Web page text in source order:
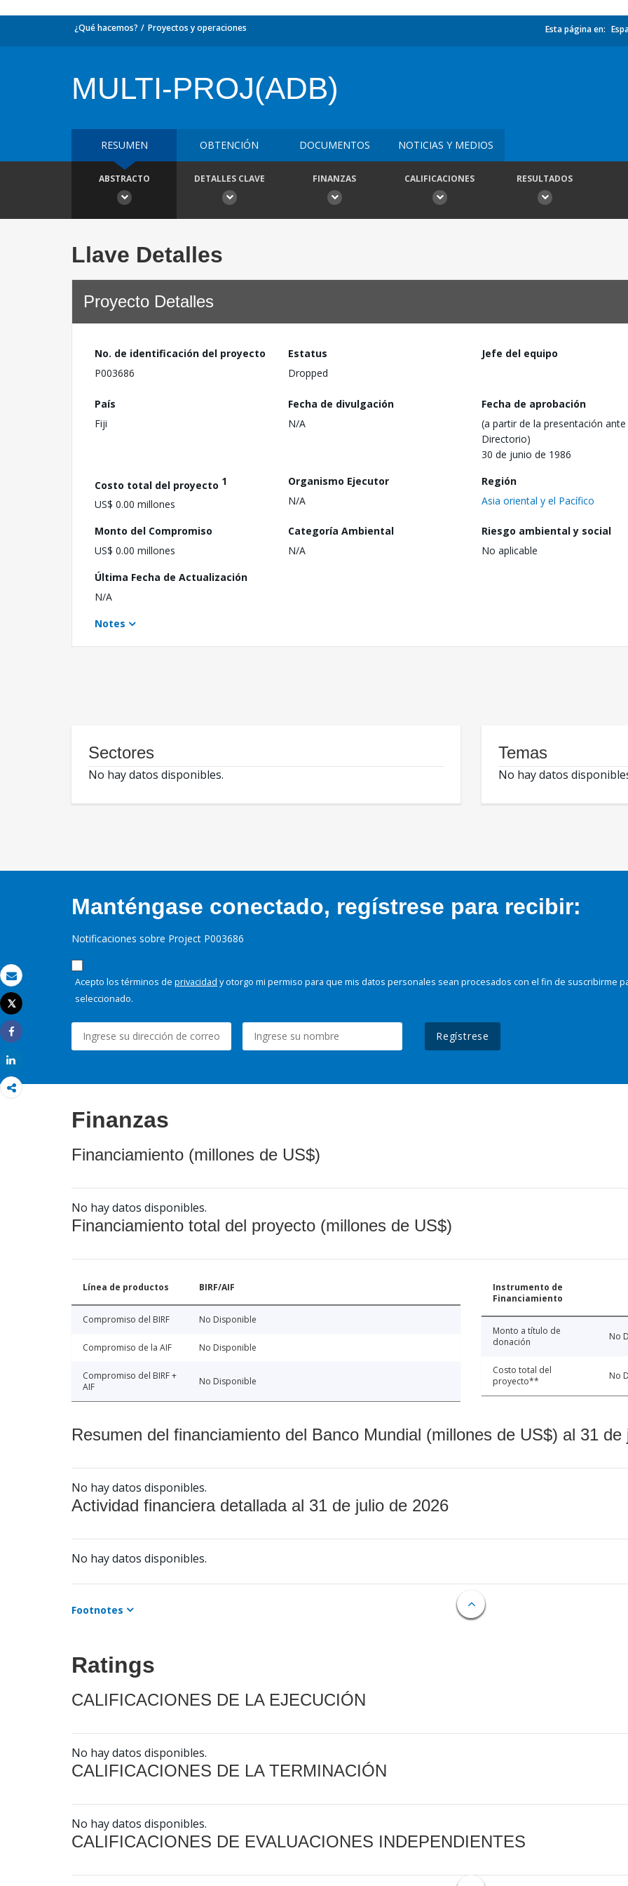
Correo electrónico
Imprimir
Tweet
Share
¿Qué hacemos? Proyectos y operaciones Esta página en:
MULTI-PROJ(ADB)
RESUMEN OBTENCIÓN DOCUMENTOS NOTICIAS Y MEDIOS
ABSTRACTO DETALLES CLAVE FINANZAS CALIFICACIONES RESULTADOS
Llave Detalles
Proyecto Detalles
No. de identificación del proyecto
P003686
Estatus
Dropped
Jefe del equipo
País
Fiji
Fecha de divulgación
N/A
Fecha de aprobación
(a partir de la presentación ante
Directorio)
30 de junio de 1986
Costo total del proyecto 1
US$ 0.00 millones
Organismo Ejecutor
N/A
Región
Asia oriental y el Pacífico
Monto del Compromiso
US$ 0.00 millones
Categoría Ambiental
N/A
Riesgo ambiental y social
No aplicable
Última Fecha de Actualización
N/A
Notes
Sectores
No hay datos disponibles.
Temas
No hay datos
Manténgase conectado, regístrese para recibir:
Notificaciones sobre Project P003686
Acepto los términos de privacidad y otorgo mi permiso para que mis datos personales sean procesados con el fin de suscribirme
seleccionado.
Regístrese
Finanzas
Financiamiento (millones de US$)
No hay datos disponibles.
Financiamiento total del proyecto (millones de US$)
Línea de productos BIRF/AIF
Compromiso del BIRF No Disponible
Compromiso de la AIF No Disponible
Compromiso del BIRF +
AIF
No Disponible
Instrumento de
Financiamiento
Monto a título de
donación
No
Costo total del
proyecto**
No
Resumen del financiamiento del Banco Mundial (millones de US$) al 31 de
No hay datos disponibles.
Actividad financiera detallada al 31 de julio de 2026
No hay datos disponibles.
Footnotes
Ratings
CALIFICACIONES DE LA EJECUCIÓN
No hay datos disponibles.
CALIFICACIONES DE LA TERMINACIÓN
No hay datos disponibles.
CALIFICACIONES DE EVALUACIONES INDEPENDIENTES